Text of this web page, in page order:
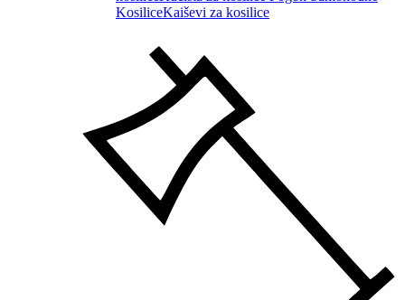
KosiliceKaiševi za kosilice